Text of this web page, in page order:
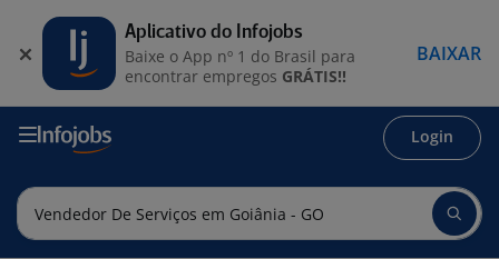
Login
Aplicativo do Infojobs
Baixe o App nº 1 do Brasil para
encontrar empregos GRÁTIS!!
BAIXAR